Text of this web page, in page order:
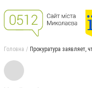
Головна Прокуратура заявляет,